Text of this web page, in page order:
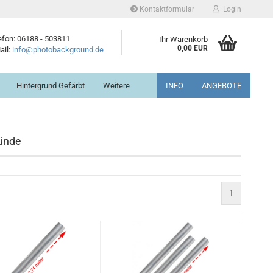
Kontaktformular Login
06188 - 503811
info@photobackground.de
Ihr Warenkorb
0,00 EUR
Hintergrund Gefärbt INFO ANGEBOTE
Weitere
1